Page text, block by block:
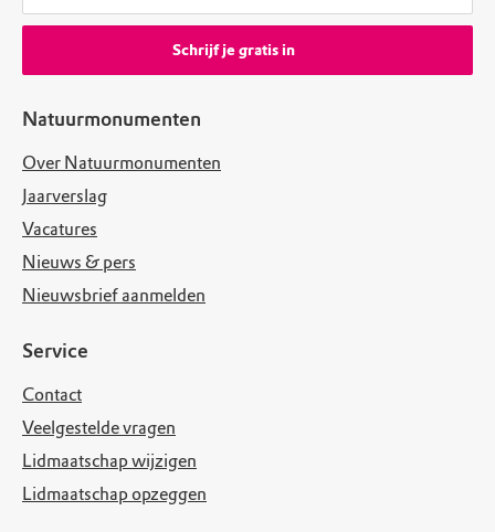
Natuurmonumenten
Over Natuurmonumenten
Jaarverslag
Vacatures
Nieuws & pers
Nieuwsbrief aanmelden
Service
Contact
Veelgestelde vragen
Lidmaatschap wijzigen
Lidmaatschap opzeggen
Schrijf je gratis in